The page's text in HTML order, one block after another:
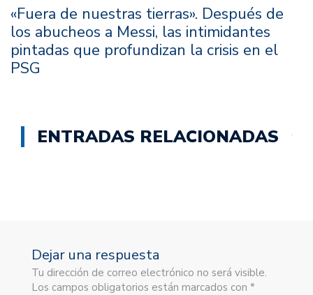
«Fuera de nuestras tierras». Después de
los abucheos a Messi, las intimidantes
pintadas que profundizan la crisis en el
PSG
ENTRADAS RELACIONADAS
Dejar una respuesta
Tu dirección de correo electrónico no será visible.
Los campos obligatorios están marcados con *